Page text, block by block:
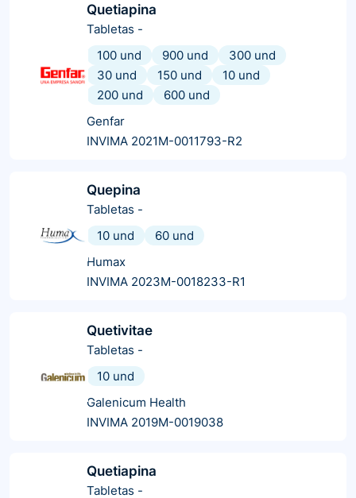
Quetiapina
Tabletas -
100 und
900 und
300 und
30 und
150 und
10 und
200 und
600 und
Genfar
INVIMA 2021M-0011793-R2
Quepina
Tabletas -
10 und
60 und
Humax
INVIMA 2023M-0018233-R1
Quetivitae
Tabletas -
10 und
Galenicum Health
INVIMA 2019M-0019038
Quetiapina
Tabletas -